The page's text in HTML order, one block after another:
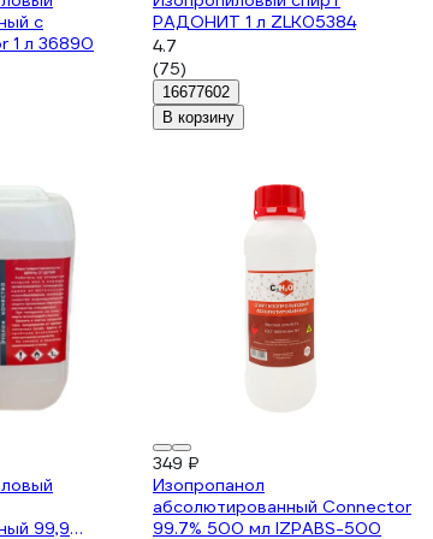
с
1 л 36890
РАДОНИТ 1 л ZLK05384
4.7
(75)
16677602
В корзину
99,9
349 ₽
Изопропанол
абсолютированный Connector
99.7% 500 мл IZPABS-500